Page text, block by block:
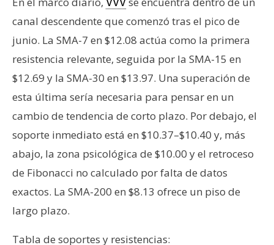
canal descendente que comenzó tras el pico de
junio. La SMA-7 en $12.08 actúa como la primera
resistencia relevante, seguida por la SMA-15 en
$12.69 y la SMA-30 en $13.97. Una superación de
esta última sería necesaria para pensar en un
cambio de tendencia de corto plazo. Por debajo, el
soporte inmediato está en $10.37–$10.40 y, más
abajo, la zona psicológica de $10.00 y el retroceso
de Fibonacci no calculado por falta de datos
exactos. La SMA-200 en $8.13 ofrece un piso de
largo plazo.
Tabla de soportes y resistencias: